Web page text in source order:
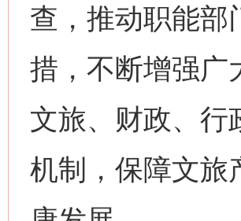
查，推动职能部
措，不断增强广
文旅、财政、行
机制，保障文旅